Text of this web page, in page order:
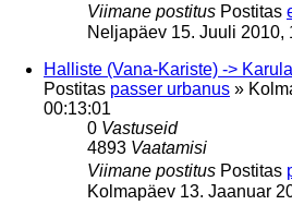
Viimane postitus Postitas
Neljapäev 15. Juuli 2010,
Halliste (Vana-Kariste) ->
Postitas passer urbanus »
00:13:01
0 Vastuseid
4893 Vaatamisi
Viimane postitus Postitas
Kolmapäev 13. Jaanuar